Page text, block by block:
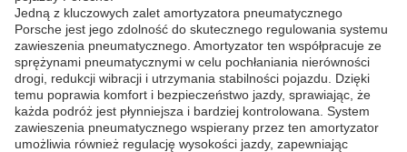
Jedną z kluczowych zalet amortyzatora pneumatycznego
Porsche jest jego zdolność do skutecznego regulowania systemu
zawieszenia pneumatycznego. Amortyzator ten współpracuje ze
sprężynami pneumatycznymi w celu pochłaniania nierówności
drogi, redukcji wibracji i utrzymania stabilności pojazdu. Dzięki
temu poprawia komfort i bezpieczeństwo jazdy, sprawiając, że
każda podróż jest płynniejsza i bardziej kontrolowana. System
zawieszenia pneumatycznego wspierany przez ten amortyzator
umożliwia również regulację wysokości jazdy, zapewniając